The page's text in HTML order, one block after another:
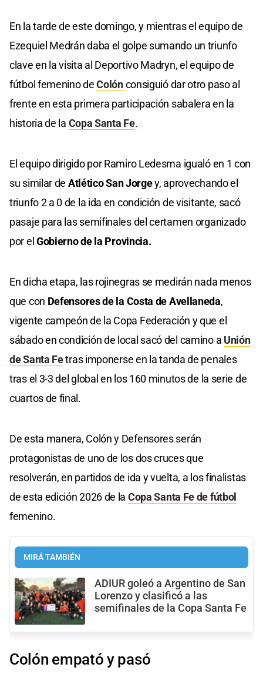
En la tarde de este domingo, y mientras el equipo de
Ezequiel Medrán daba el golpe sumando un triunfo
clave en la visita al Deportivo Madryn, el equipo de
fútbol femenino deColónconsiguió dar otro paso al
frente en esta primera participación sabalera en la
historia de la Copa Santa Fe.
El equipo dirigido por Ramiro Ledesma igualó en 1 con
su similar de Atlético San Jorgey, aprovechando el
triunfo 2 a 0 de la ida en condición de visitante, sacó
pasaje para las semifinales del certamen organizado
por elGobierno de la Provincia.
En dicha etapa, las rojinegras se medirán nada menos
que con Defensores de la Costa de Avellaneda,
vigente campeón de la Copa Federación y que el
sábado en condición de local sacó del camino a Unión
de Santa Fetras imponerse en la tanda de penales
tras el 3-3 del global en los 160 minutos de la serie de
cuartos de final.
De esta manera, Colón y Defensores serán
protagonistas de uno de los dos cruces que
resolverán, en partidos de ida y vuelta, a los finalistas
de esta edición 2026 de la Copa Santa Fe de fútbol
femenino.
MIRÁ TAMBIÉN
ADIUR goleó a Argentino de San
Lorenzo y clasificó a las
semifinales de la Copa Santa Fe
Colón empató y pasó